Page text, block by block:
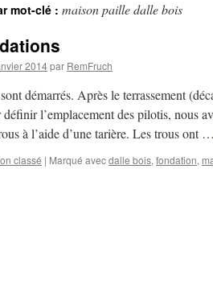
mot-clé : maison paille dalle bois
2014par RemFruch
démarrés. Après le terrassement
définir l’emplacement des pilotis, nous
à l’aide d’une tarière. Les trous ont …
classé | Marqué avecdalle bois, fondation,